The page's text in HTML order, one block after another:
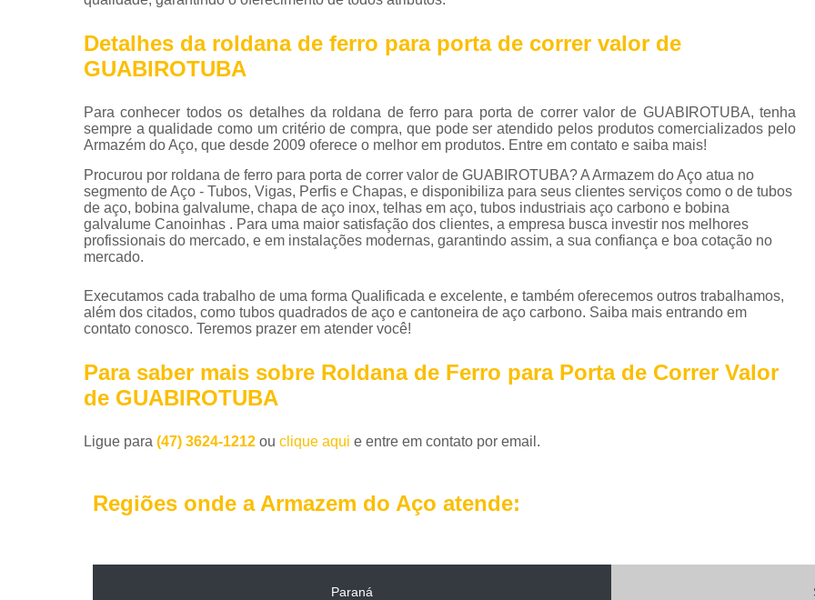
aço
Parafuso Auto Brocante para Metal
Perfil Caibro Galvanizado
Perfil de Aço
Perfil em U Galvanizado
Perfil Metálico
Perfil T Galvanizado
Perfil Tipo U
Perfil U Ferro Galvanizado
Perfil U
Roldana de Ferro com Gancho
Roldana de Ferro para Portão
Roldana de
Tela Aço Carbono Perfurada
Tela Aço
Detalhes da roldana de ferro para porta de correr valor de
GUABIROTUBA
Para conhecer todos os detalhes da roldana de ferro para porta de correr valor de GUABIROTUBA, tenha
sempre a qualidade como um critério de compra, que pode ser atendido pelos produtos comercializados pelo
Armazém do Aço, que desde 2009 oferece o melhor em produtos. Entre em contato e saiba mais!
Procurou por roldana de ferro para porta de correr valor de GUABIROTUBA? A Armazem do Aço atua no
segmento de Aço - Tubos, Vigas, Perfis e Chapas, e disponibiliza para seus clientes serviços como o de tubos
de aço, bobina galvalume, chapa de aço inox, telhas em aço, tubos industriais aço carbono e bobina
galvalume Canoinhas . Para uma maior satisfação dos clientes, a empresa busca investir nos melhores
profissionais do mercado, e em instalações modernas, garantindo assim, a sua confiança e boa cotação no
mercado.
Executamos cada trabalho de uma forma Qualificada e excelente, e também oferecemos outros trabalhamos,
além dos citados, como tubos quadrados de aço e cantoneira de aço carbono. Saiba mais entrando em
contato conosco. Teremos prazer em atender você!
Para saber mais sobre Roldana de Ferro para Porta de Correr Valor
de GUABIROTUBA
Ligue para (47) 3624-1212 ou clique aqui e entre em contato por email.
Regiões onde a Armazem do Aço atende:
Paraná